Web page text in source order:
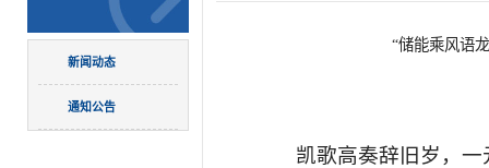
新闻动态
通知公告
“储能乘风语
凯歌高奏辞旧岁，